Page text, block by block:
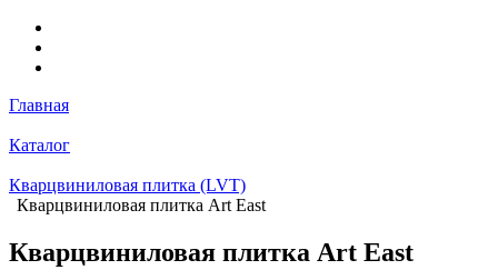
Главная
Каталог
Кварцвиниловая плитка (LVT)
Кварцвиниловая плитка Art East
Кварцвиниловая плитка Art East